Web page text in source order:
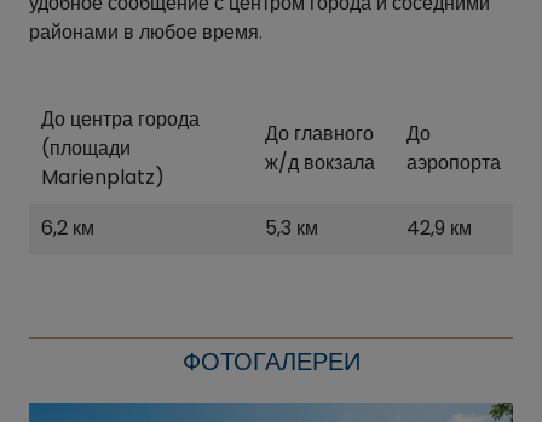
районами в любое время.
До центра города
(площади
Marienplatz)
До главного
ж/д вокзала
До
аэропорта
6,2 км 5,3 км 42,9 км
ФОТОГАЛЕРЕИ